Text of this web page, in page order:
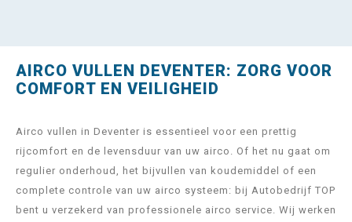
AIRCO VULLEN DEVENTER: ZORG VOOR
COMFORT EN VEILIGHEID
Airco vullen in Deventer is essentieel voor een prettig
rijcomfort en de levensduur van uw airco. Of het nu gaat om
regulier onderhoud, het bijvullen van koudemiddel of een
complete controle van uw airco systeem: bij Autobedrijf TOP
bent u verzekerd van professionele airco service. Wij werken